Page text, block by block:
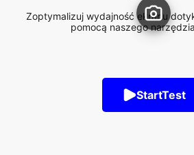
Zoptymalizuj wydajność ekranu
pomocą naszego narzędzia
StartTest